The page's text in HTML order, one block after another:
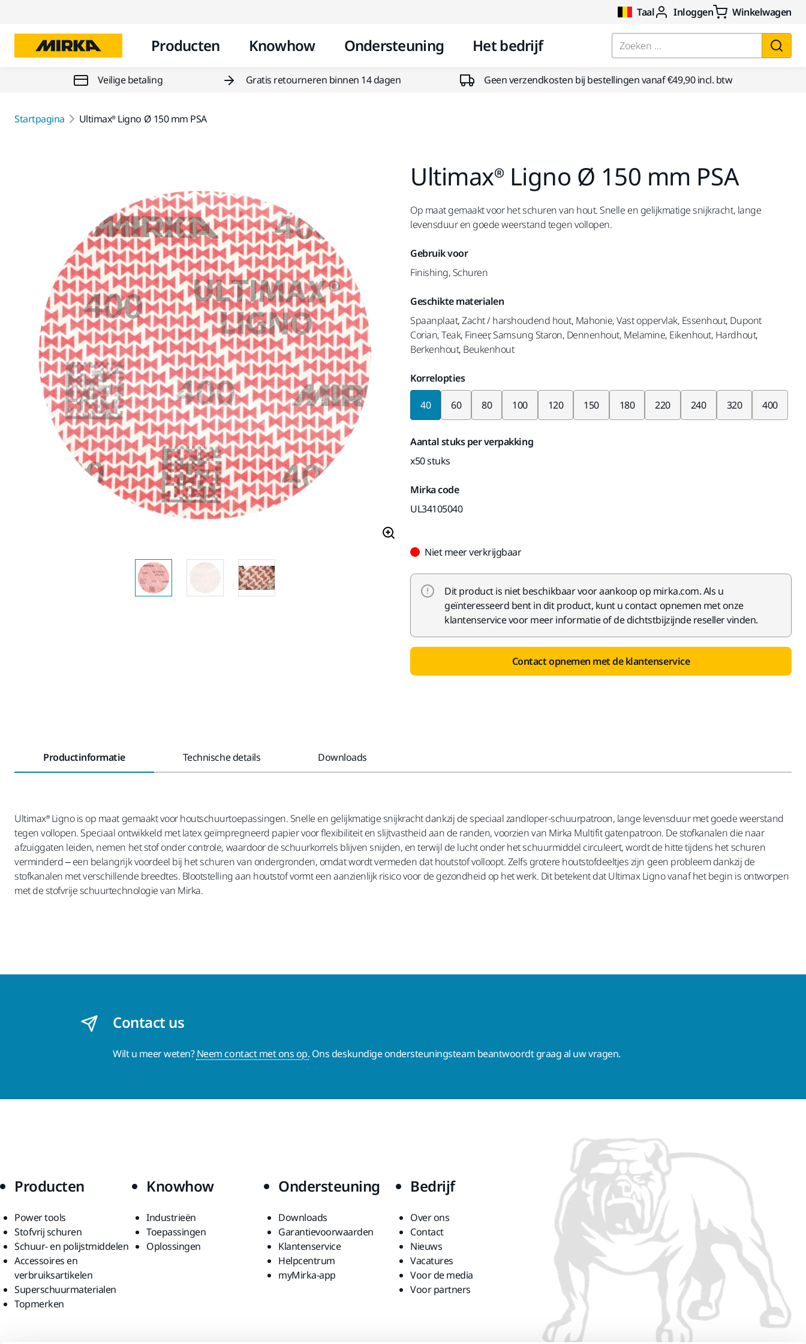
Taal Inloggen Winkelwagen
Producten Knowhow Ondersteuning Het bedrijf Zoeken ...
Veilige betaling Gratis retourneren binnen 14 dagen Geen verzendkosten bij bestellingen vanaf €49,90 incl. btw
Startpagina Ultimax® Ligno Ø 150 mm PSA
Ultimax® Ligno Ø 150 mm PSA
Op maat gemaakt voor het schuren van hout. Snelle en gelijkmatige snijkracht, lange
levensduur en goede weerstand tegen vollopen.
Gebruik voor
Finishing, Schuren
Geschikte materialen
Spaanplaat, Zacht / harshoudend hout, Mahonie, Vast oppervlak, Essenhout, Dupont
Corian, Teak, Fineer, Samsung Staron, Dennenhout, Melamine, Eikenhout, Hardhout,
Berkenhout, Beukenhout
Korrelopties
40 60 80 100 120 150 180 220 240 320 400
Aantal stuks per verpakking
x50 stuks
Mirka code
UL34105040
Niet meer verkrijgbaar
Dit product is niet beschikbaar voor aankoop op mirka.com. Als u
geïnteresseerd bent in dit product, kunt u contact opnemen met onze
klantenservice voor meer informatie of de dichtstbijzijnde reseller vinden.
Contact opnemen met de klantenservice
Productinformatie Technische details Downloads
Ultimax® Ligno is op maat gemaakt voor houtschuurtoepassingen. Snelle en gelijkmatige snijkracht dankzij de speciaal zandloper-schuurpatroon, lange levensduur met goede weerstand
tegen vollopen. Speciaal ontwikkeld met latex geïmpregneerd papier voor flexibiliteit en slijtvastheid aan de randen, voorzien van Mirka Multifit gatenpatroon. De stofkanalen die naar
afzuiggaten leiden, nemen het stof onder controle, waardoor de schuurkorrels blijven snijden, en terwijl de lucht onder het schuurmiddel circuleert, wordt de hitte tijdens het schuren
verminderd – een belangrijk voordeel bij het schuren van ondergronden, omdat wordt vermeden dat houtstof volloopt. Zelfs grotere houtstofdeeltjes zijn geen probleem dankzij de
stofkanalen met verschillende breedtes. Blootstelling aan houtstof vormt een aanzienlijk risico voor de gezondheid op het werk. Dit betekent dat Ultimax Ligno vanaf het begin is ontworpen
met de stofvrije schuurtechnologie van Mirka.
Contact us
Wilt u meer weten?Neem contact met ons op. Ons deskundige ondersteuningsteam beantwoordt graag al uw vragen.
Producten
Power tools
Stofvrij schuren
Schuur- en polijstmiddelen
Accessoires en
verbruiksartikelen
Superschuurmaterialen
Topmerken
Knowhow
Industrieën
Toepassingen
Oplossingen
Ondersteuning
Downloads
Garantievoorwaarden
Klantenservice
Helpcentrum
myMirka-app
Bedrijf
Over ons
Contact
Nieuws
Vacatures
Voor de media
Voor partners